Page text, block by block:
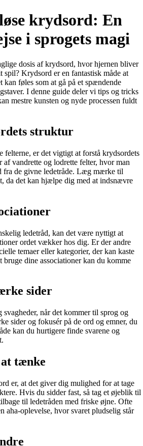
krydsord: En
i sprogets magi
dosis af krydsord, hvor hjernen bliver
Krydsord er en fantastisk måde at
kan føles som at gå på et spændende
I denne guide deler vi tips og tricks
mestre kunsten og nyde processen fuldt
struktur
felterne, er det vigtigt at forstå krydsordets
af vandrette og lodrette felter, hvor man
fra de givne ledetråde. Læg mærke til
da det kan hjælpe dig med at indsnævre
ledetråd, kan det være nyttigt at
ordet vækker hos dig. Er der andre
temaer eller kategorier, der kan kaste
bruge dine associationer kan du komme
sider
når det kommer til sprog og
sider og fokusér på de ord og emner, du
kan du hurtigere finde svarene og
tænke
er, at det giver dig mulighed for at tage
Hvis du sidder fast, så tag et øjeblik til
til ledetråden med friske øjne. Ofte
aha-oplevelse, hvor svaret pludselig står